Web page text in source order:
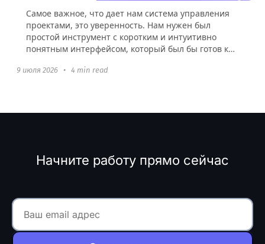
Самое важное, что дает нам система управления
проектами, это уверенность. Нам нужен был
простой инструмент с коротким и интуитивно
понятным интерфейсом, который был бы готов к
9 июля 2026 • 4 min read
Начните работу прямо сейчас